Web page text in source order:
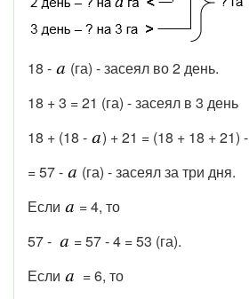
18 -
(га) - засеял во 2 день.
18 + 3 = 21 (га) - засеял в 3 день
18 + (18 -
) + 21 = (18 + 18 + 21) -
= 57 -
(га) - засеял за три дня.
Если
= 4, то
57 -
= 57 - 4 = 53 (га).
Если
= 6, то